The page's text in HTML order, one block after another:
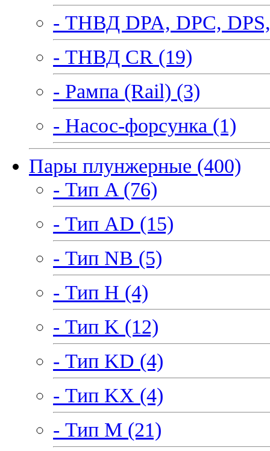
- ТНВД DPA, DPC,
- ТНВД CR (19)
- Рампа (Rail) (3)
- Насос-форсунка (1)
Пары плунжерные (400)
- Тип A (76)
- Тип AD (15)
- Тип NB (5)
- Тип H (4)
- Тип K (12)
- Тип KD (4)
- Тип KX (4)
- Тип M (21)